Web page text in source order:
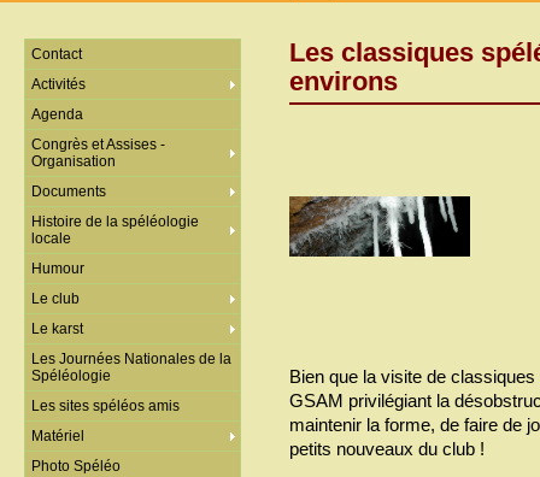
Les classiques
environs
Bien que la visite de
GSAM privilégiant la
maintenir la forme, de faire de
petits nouveaux du club !
Contact
Activités
Agenda
Congrès et Assises -
Organisation
Documents
Histoire de la spéléologie
locale
Humour
Le club
Le karst
Les Journées Nationales de la
Spéléologie
Les sites spéléos amis
Matériel
Photo Spéléo